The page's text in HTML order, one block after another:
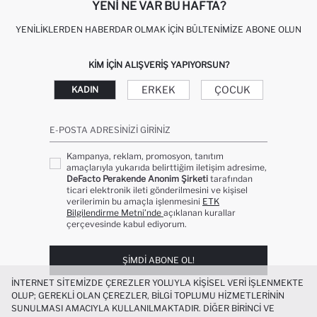
YENI NE VAR BU HAFTA?
YENILIKLERDEN HABERDAR OLMAK İÇIN BÜLTENIMIZE ABONE OLUN
KIM IÇIN ALIŞVERIŞ YAPIYORSUN?
KADIN ERKEK ÇOCUK
E-POSTA ADRESINIZI GIRINIZ
Kampanya, reklam, promosyon, tanıtım
amaçlarıyla yukarıda belirttiğim iletişim adresime,
DeFacto Perakende Anonim Şirketi tarafından
ticari elektronik ileti gönderilmesini ve kişisel
verilerimin bu amaçla işlenmesini ETK
Bilgilendirme Metni’nde açıklanan kurallar
çerçevesinde kabul ediyorum.
ŞIMDI ABONE OL!
İNTERNET SITEMIZDE ÇEREZLER YOLUYLA KIŞISEL VERI IŞLENMEKTE
OLUP; GEREKLI OLAN ÇEREZLER, BILGI TOPLUMU HIZMETLERININ
SUNULMASI AMACIYLA KULLANILMAKTADIR. DIĞER BIRINCI VE